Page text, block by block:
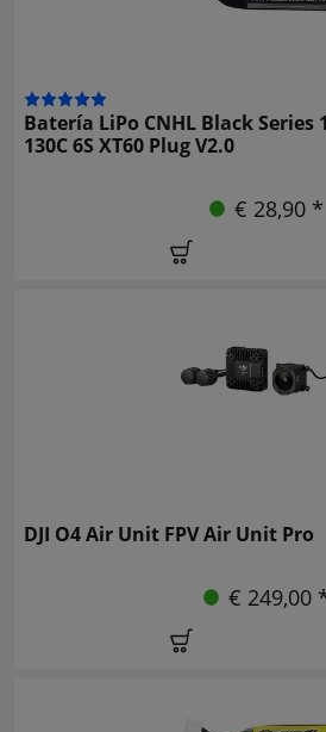
Batería LiPo CNHL Black Series
130C 6S XT60 Plug V2.0
€ 28,90 *
DJI O4 Air Unit FPV Air Unit Pro
€ 249,00